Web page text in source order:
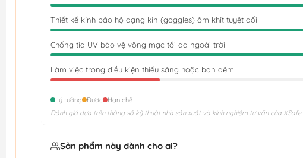
Thiết kế kính bảo hộ dạng kín (goggles) ôm khít tuyệt đối
Chống tia UV bảo vệ võng mạc tối đa ngoài trời
Làm việc trong điều kiện thiếu sáng hoặc ban đêm
Lý tưởng Được
Hạn chế
Đánh giá dựa trên thông số kỹ thuật nhà sản xuất và kinh nghiệm tư vấn của XSafe.
Sản phẩm này dành cho ai?